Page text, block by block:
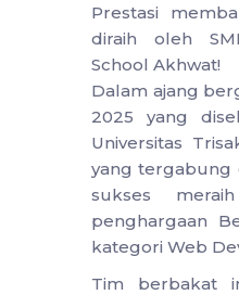
Prestasi
diraih oleh
School Akhwat!
Dalam ajang
2025 yang
Universitas
yang tergabung
sukses
penghargaan
kategori Web
Tim berbakat